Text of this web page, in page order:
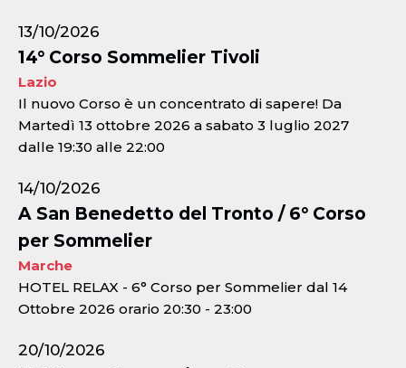
13/10/2026
14° Corso Sommelier Tivoli
Lazio
Il nuovo Corso è un concentrato di sapere! Da
Martedì 13 ottobre 2026 a sabato 3 luglio 2027
dalle 19:30 alle 22:00
14/10/2026
A San Benedetto del Tronto / 6° Corso
per Sommelier
Marche
HOTEL RELAX - 6° Corso per Sommelier dal 14
Ottobre 2026 orario 20:30 - 23:00
20/10/2026